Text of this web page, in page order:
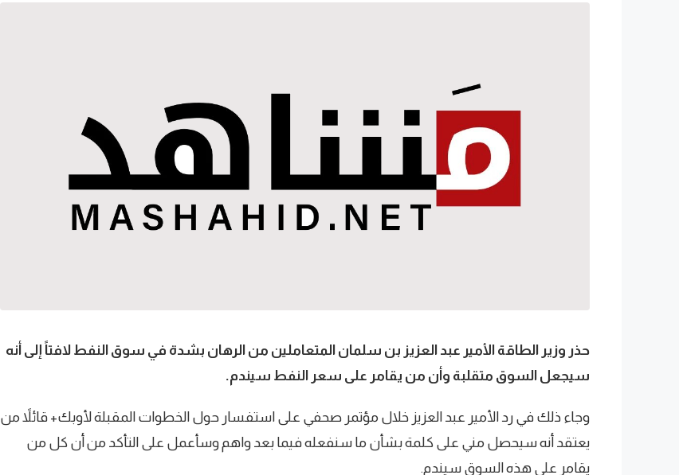
حذر وزير الطاقة الأمير عبد العزيز بن سلمان المتعاملين من الرهان بشدة في سوق النفط لافتاً إلى أنه
سيجعل السوق متقلبة وأن من يقامر على سعر النفط سيندم.
وجاء ذلك في رد الأمير عبد العزيز خلال مؤتمر صحفي على استفسار حول الخطوات المقبلة لأوبك+ قائلاً من
يعتقد أنه سيحصل مني على كلمة بشأن ما سنفعله فيما بعد واهم وسأعمل على التأكد من أن كل من
يقامر على هذه السوق سيندم.